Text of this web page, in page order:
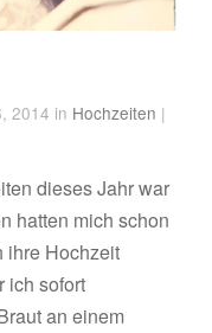
2014 in Hochzeiten |
dieses Jahr war
hatten mich schon
ihre Hochzeit
ich sofort
an einem